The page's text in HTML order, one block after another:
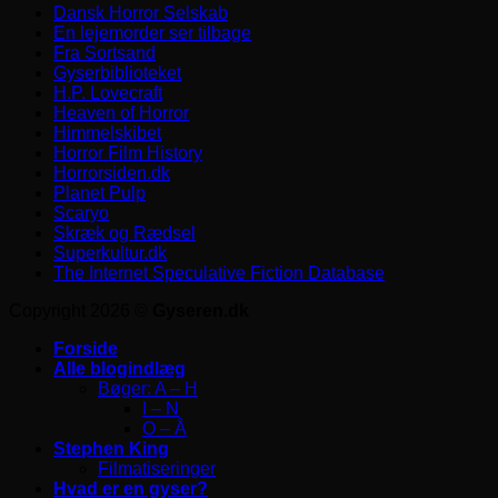
Dansk Horror Selskab
En lejemorder ser tilbage
Fra Sortsand
Gyserbiblioteket
H.P. Lovecraft
Heaven of Horror
Himmelskibet
Horror Film History
Horrorsiden.dk
Planet Pulp
Scaryo
Skræk og Rædsel
Superkultur.dk
The Internet Speculative Fiction Database
Forside
Alle blogindlæg
Bøger: A – H
I – N
O – Å
Stephen King
Filmatiseringer
Hvad er en gyser?